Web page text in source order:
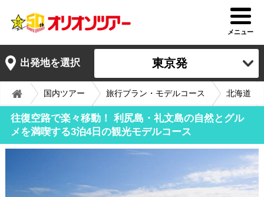
メニュー
出発地を選択 東京発
国内ツアー 旅行プラン・モデルコース 北海道
往復空路で楽々移動！ 利尻島・礼文島の自然とグル
メを満喫する3泊4日の観光モデルコース